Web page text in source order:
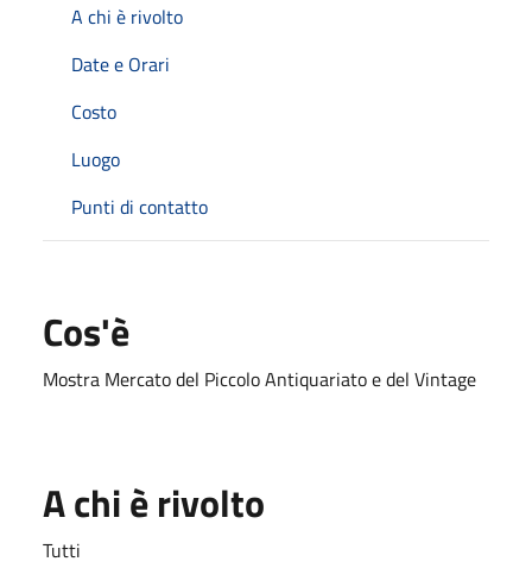
A chi è rivolto
Date e Orari
Costo
Luogo
Punti di contatto
Cos'è
Mostra Mercato del Piccolo Antiquariato e del Vintage
A chi è rivolto
Tutti